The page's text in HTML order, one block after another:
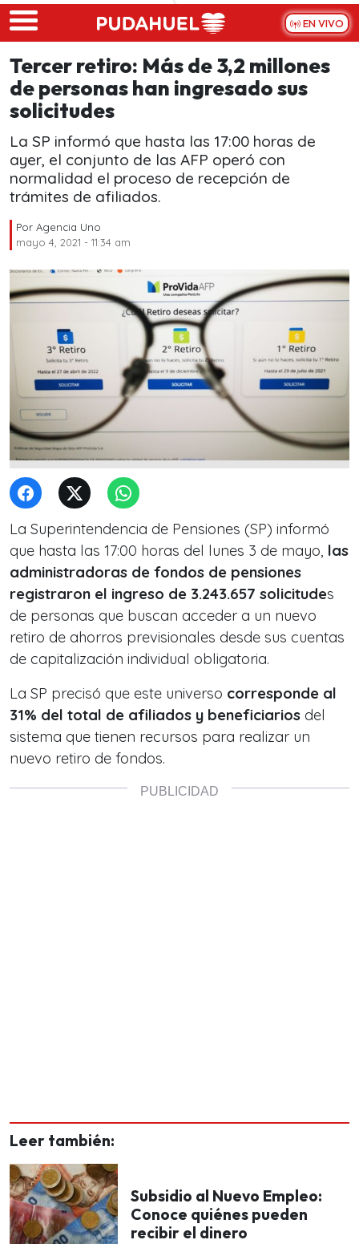
Skip to main content
EN VIVO
Tercer retiro: Más de 3,2 millones
de personas han ingresado sus
solicitudes
La SP informó que hasta las 17:00 horas de
ayer, el conjunto de las AFP operó con
normalidad el proceso de recepción de
trámites de afiliados.
Por Agencia Uno
mayo 4, 2021 - 11:34 am
La Superintendencia de Pensiones (SP) informó
que hasta las 17:00 horas del lunes 3 de mayo, las
administradoras de fondos de pensiones
registraron el ingreso de 3.243.657 solicitudes
de personas que buscan acceder a un nuevo
retiro de ahorros previsionales desde sus cuentas
de capitalización individual obligatoria.
La SP precisó que este universo corresponde al
31% del total de afiliados y beneficiarios del
sistema que tienen recursos para realizar un
nuevo retiro de fondos.
Leer también:
Subsidio al Nuevo Empleo:
Conoce quiénes pueden
recibir el dinero